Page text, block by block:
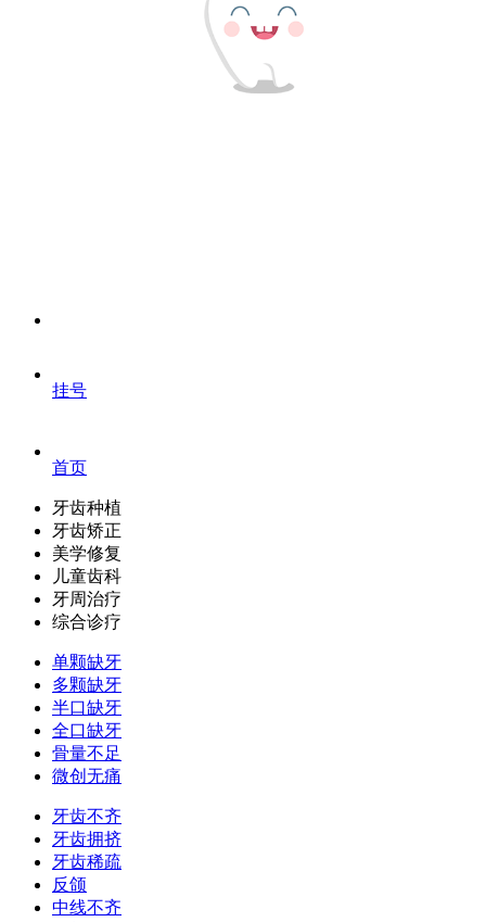
挂号
首页
牙齿种植
牙齿矫正
美学修复
儿童齿科
牙周治疗
综合诊疗
单颗缺牙
多颗缺牙
半口缺牙
全口缺牙
骨量不足
微创无痛
牙齿不齐
牙齿拥挤
牙齿稀疏
反颌
中线不齐